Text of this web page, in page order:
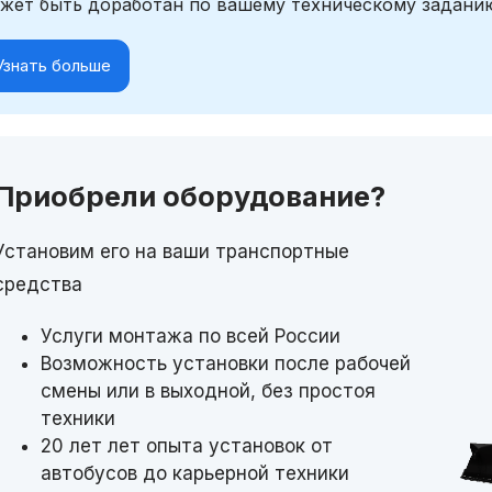
быть доработан по вашему техническому
больше
оборудование?
его на ваши транспортные
Услуги монтажа по всей России
Возможность установки после рабочей
смены или в выходной, без простоя
техники
20 лет лет опыта установок от
автобусов до карьерной техники